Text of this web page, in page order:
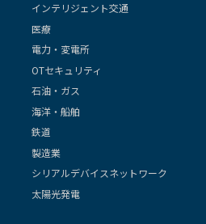
インテリジェント交通
医療
電力・変電所
OTセキュリティ
石油・ガス
海洋・船舶
鉄道
製造業
シリアルデバイスネットワーク
太陽光発電